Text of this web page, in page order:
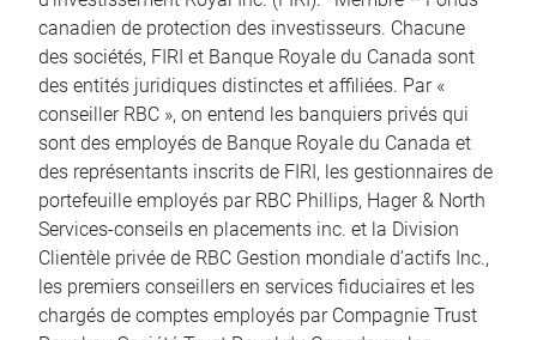
canadien de protection des investisseurs. Chacune
des sociétés, FIRI et Banque Royale du Canada sont
des entités juridiques distinctes et affiliées. Par «
conseiller RBC », on entend les banquiers privés qui
sont des employés de Banque Royale du Canada et
des représentants inscrits de FIRI, les gestionnaires de
portefeuille employés par RBC Phillips, Hager & North
Services-conseils en placements inc. et la Division
Clientèle privée de RBC Gestion mondiale d’actifs Inc.,
les premiers conseillers en services fiduciaires et les
chargés de comptes employés par Compagnie Trust